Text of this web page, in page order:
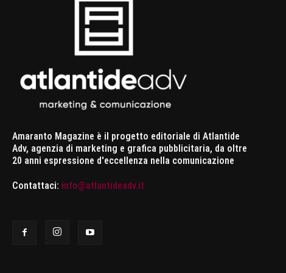
Amaranto Magazine è il progetto editoriale di Atlantide
Adv, agenzia di marketing e grafica pubblicitaria, da oltre
20 anni espressione d'eccellenza nella comunicazione
Contattaci: info@atlantideadv.it